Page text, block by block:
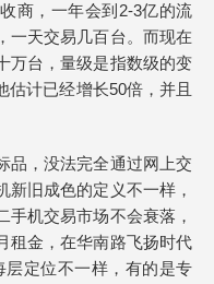
商，一年会到2-3亿的流
一天交易几百台。而现在
万台，量级是指数级的变
计已经增长50倍，并且
品，没法完全通过网上交
旧成色的定义不一样，
手机交易市场不会衰落，
租金，在华南路飞扬时代
层定位不一样，有的是专